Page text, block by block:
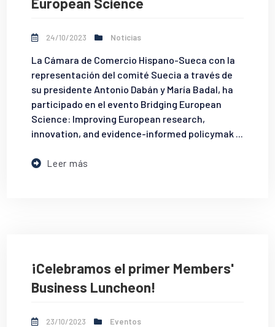
24/10/2023 Noticias
La Cámara de Comercio Hispano-Sueca con la
representación del comité Suecia a través de
su presidente Antonio Dabán y María Badal, ha
participado en el evento Bridging European
Science: Improving European research,
innovation, and evidence-informed policymak ...
Leer más
¡Celebramos el primer Members'
Business Luncheon!
23/10/2023 Eventos